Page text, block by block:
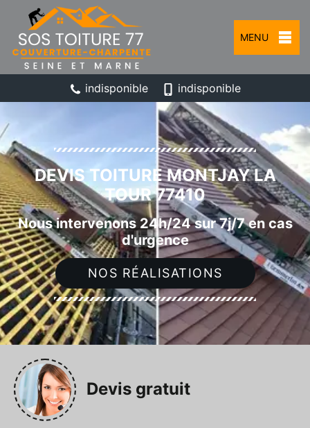
MENU
indisponible indisponible
DEVIS TOITURE MONTJAY LA
TOUR 77410
Nous intervenons 24h/24 sur 7j/7 en cas
d'urgence
NOS RÉALISATIONS
Devis gratuit